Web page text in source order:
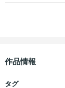
作品情報
タグ